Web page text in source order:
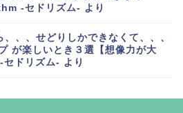
-セドリズム- より
、、せどりしかできなくて、、、
が楽しいとき３選【想像力が大
ドリズム- より